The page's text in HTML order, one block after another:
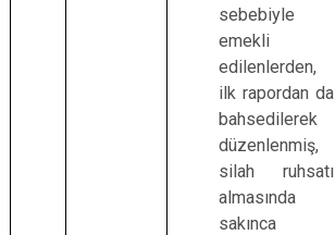
sebebiyle
emekli
edilenlerden,
ilk rapordan da
bahsedilerek
düzenlenmiş,
silah ruhsatı
almasında
sakınca